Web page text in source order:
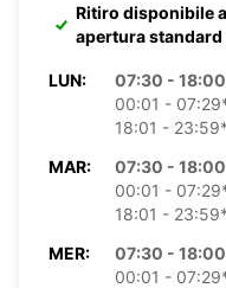
Ritiro disponibile
apertura standard
LUN:
07:30 - 18:00
00:01 -
18:01 - 23:59*
MAR:
07:30 - 18:00
00:01 -
18:01 - 23:59*
MER:
07:30 - 18:00
00:01 -